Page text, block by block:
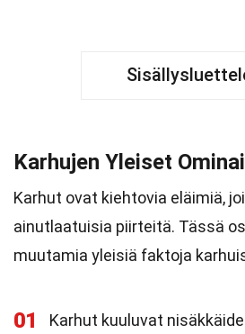
Karhujen Yleiset
Karhut ovat kiehtovia eläimiä,
ainutlaatuisia piirteitä. Tässä
muutamia yleisiä faktoja
01
Karhut kuuluvat